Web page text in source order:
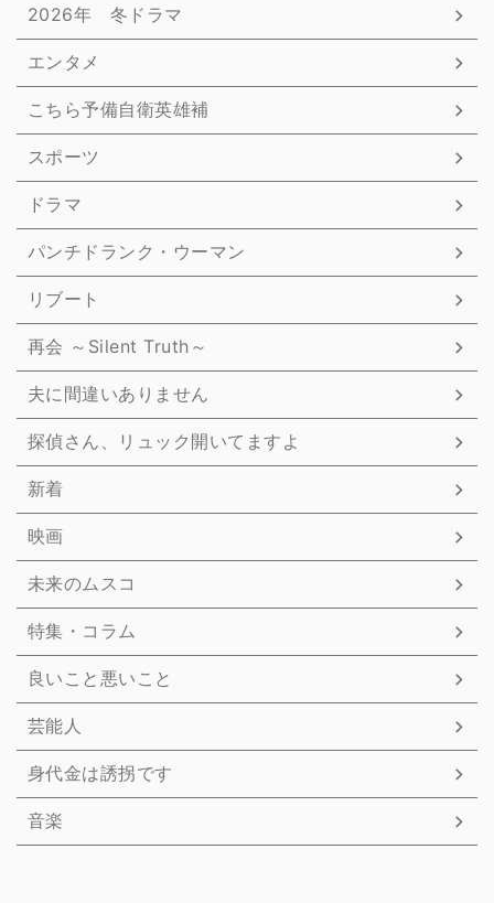
2026年 冬ドラマ
エンタメ
こちら予備自衛英雄補
スポーツ
ドラマ
パンチドランク・ウーマン
リブート
再会 ～Silent Truth～
夫に間違いありません
探偵さん、リュック開いてますよ
新着
映画
未来のムスコ
特集・コラム
良いこと悪いこと
芸能人
身代金は誘拐です
音楽